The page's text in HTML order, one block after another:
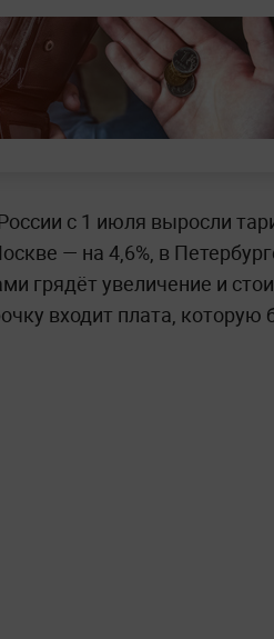
с 1 июля выросли
— на 4,6%, в
грядёт увеличение и
входит плата,